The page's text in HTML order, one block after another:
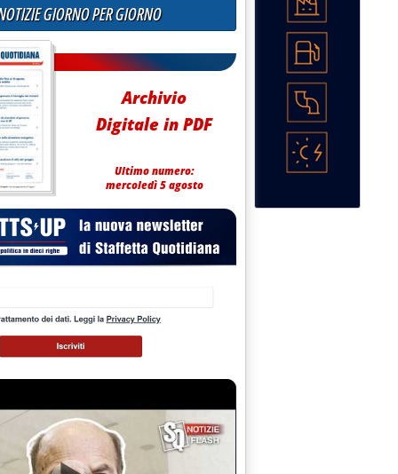
alle 15.0.
GIORNO PER GIORNO
Archivio
Digitale in PDF
Ultimo numero:
mercoledì 5 agosto